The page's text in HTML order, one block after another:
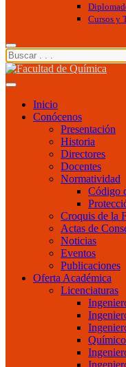
Cursos y
Inicio
Conócenos
Presentación
Historia
Directores
Docentes
Normatividad
Código
Croquis de la
Actas de
Noticias
Eventos
Publicaciones
Oferta Académica
Licenciaturas